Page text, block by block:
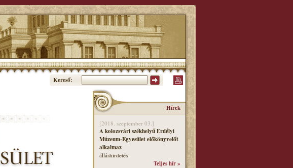
Kereső:
Hírek
[2018. szeptember 03.]
A kolozsvári székhelyű Erdélyi
Múzeum-Egyesület előkönyvelőt
alkalmaz
álláshirdetés
Teljes hír »